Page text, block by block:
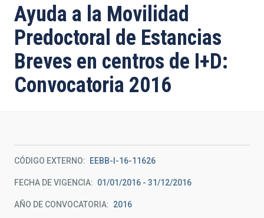
de
ayuda
a
la
navegación
Ayuda a la Movilidad
Predoctoral de Estancias
Breves en centros de I+D:
Convocatoria 2016
CÓDIGO EXTERNO EEBB-I-16-11626
FECHA DE VIGENCIA 01/01/2016 - 31/12/2016
AÑO DE CONVOCATORIA 2016